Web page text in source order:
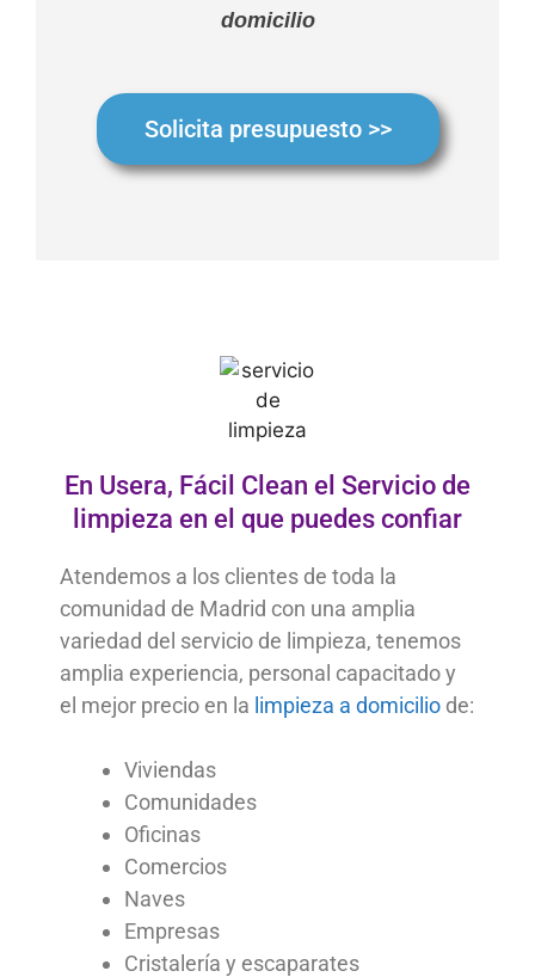
domicilio
Solicita presupuesto >>
En Usera, Fácil Clean el Servicio de
limpieza en el que puedes confiar
Atendemos a los clientes de toda la
comunidad de Madrid con una amplia
variedad del servicio de limpieza, tenemos
amplia experiencia, personal capacitado y
el mejor precio en la limpieza a domicilio de:
Viviendas
Comunidades
Oficinas
Comercios
Naves
Empresas
Cristalería y escaparates